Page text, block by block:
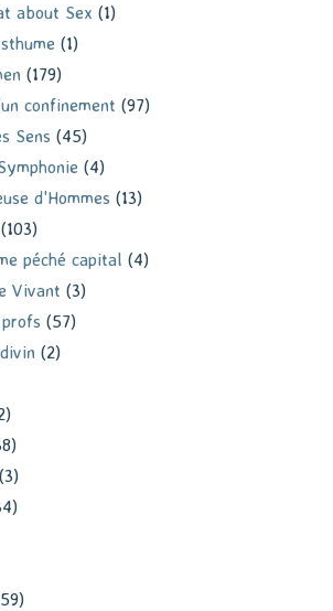
about Sex (1)
(1)
(179)
confinement (97)
Sens (45)
(4)
d'Hommes (13)
(103)
péché capital (4)
Vivant (3)
(57)
(2)
(3)